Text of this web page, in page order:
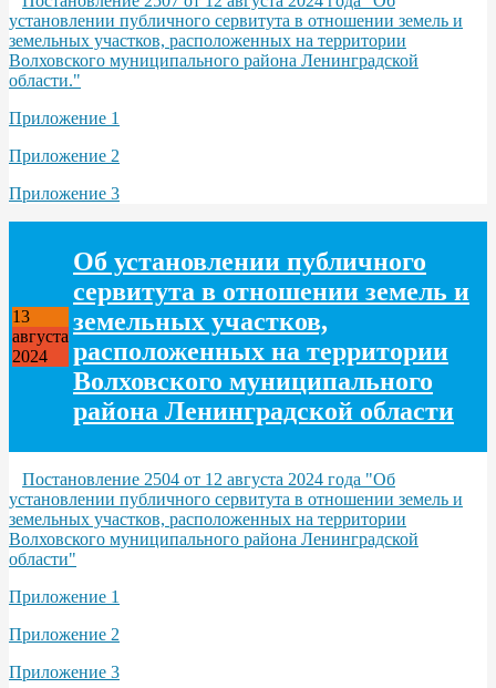
установлении публичного сервитута в отношении земель и
земельных участков, расположенных на территории
Волховского муниципального района Ленинградской
области."
Приложение 1
Приложение 2
Приложение 3
13
августа
2024
Об установлении публичного
сервитута в отношении земель и
земельных участков,
расположенных на территории
Волховского муниципального
района Ленинградской области
Постановление 2504 от 12 августа 2024 года "Об
установлении публичного сервитута в отношении земель и
земельных участков, расположенных на территории
Волховского муниципального района Ленинградской
области"
Приложение 1
Приложение 2
Приложение 3